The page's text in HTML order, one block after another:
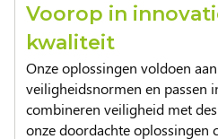
Voorop in
kwaliteit
Onze oplossingen voldoen
veiligheidsnormen en passen
combineren veiligheid met
onze doordachte oplossingen